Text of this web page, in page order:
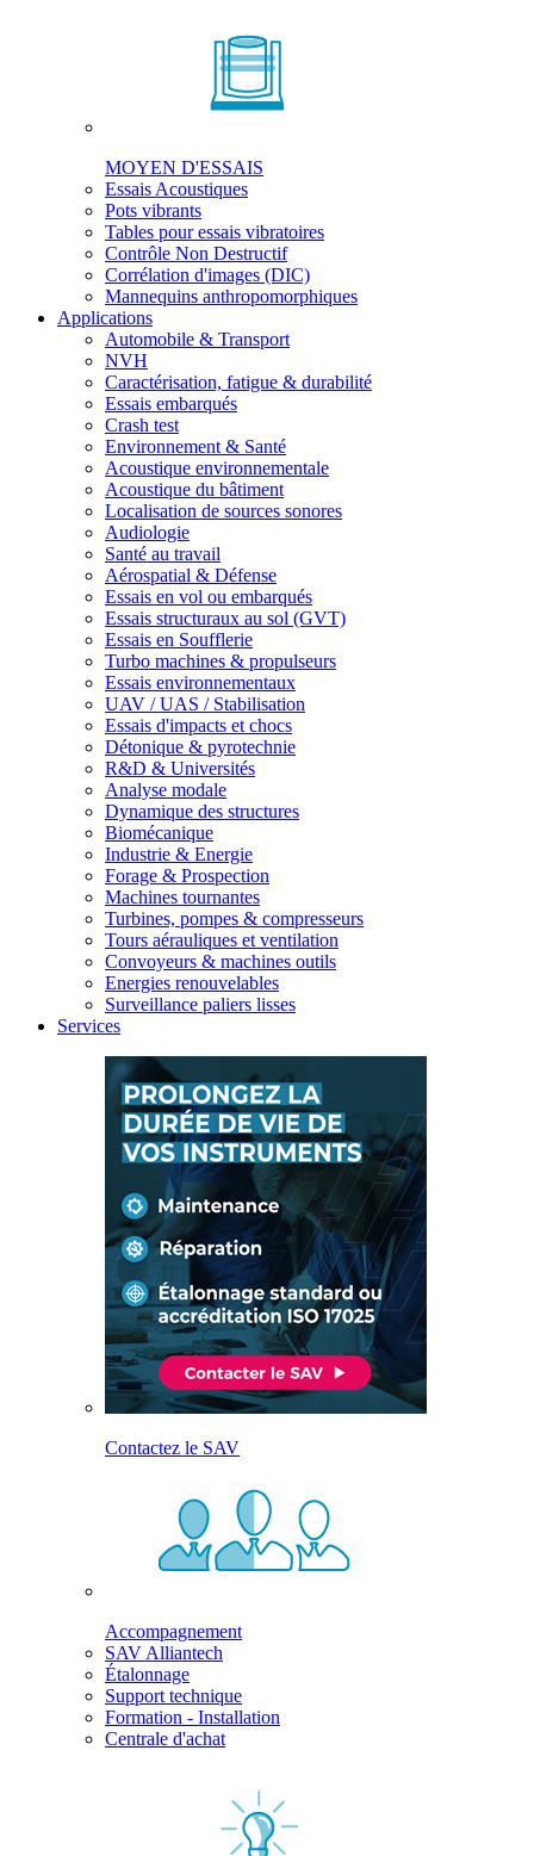
MOYEN D'ESSAIS
Essais Acoustiques
Pots vibrants
Tables pour essais vibratoires
Contrôle Non Destructif
Corrélation d'images (DIC)
Mannequins anthropomorphiques
Applications
Automobile & Transport
NVH
Caractérisation, fatigue & durabilité
Essais embarqués
Crash test
Environnement & Santé
Acoustique environnementale
Acoustique du bâtiment
Localisation de sources sonores
Audiologie
Santé au travail
Aérospatial & Défense
Essais en vol ou embarqués
Essais structuraux au sol (GVT)
Essais en Soufflerie
Turbo machines & propulseurs
Essais environnementaux
UAV / UAS / Stabilisation
Essais d'impacts et chocs
Détonique & pyrotechnie
R&D & Universités
Analyse modale
Dynamique des structures
Biomécanique
Industrie & Energie
Forage & Prospection
Machines tournantes
Turbines, pompes & compresseurs
Tours aérauliques et ventilation
Convoyeurs & machines outils
Energies renouvelables
Surveillance paliers lisses
Services
Contactez le SAV
Accompagnement
SAV Alliantech
Étalonnage
Support technique
Formation - Installation
Centrale d'achat